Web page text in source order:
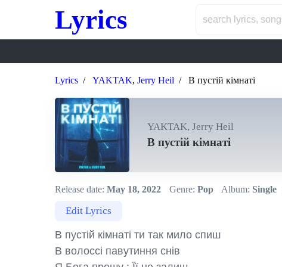
Lyrics
Lyrics YAKTAK, Jerry Heil В пустій кімнаті
YAKTAK, Jerry Heil
В пустій кімнаті
Release date: May 18, 2022 Genre: Pop Album: Single
Edit Lyrics
В пустій кімнаті ти так мило спиш
В волоссі павутиння снів